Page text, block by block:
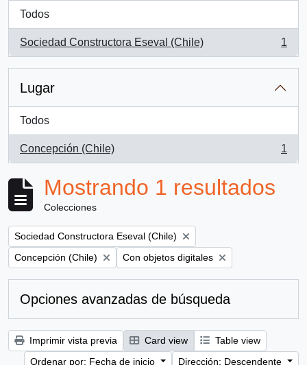
Todos
Sociedad Constructora Eseval (Chile)
, 1 resultados
1
Lugar
Todos
Concepción (Chile)
, 1 resultados
1
Mostrando 1 resultados
Colecciones
Remove filter:
Sociedad Constructora Eseval (Chile)
Remove filter:
Concepción (Chile) Remove filter:
Con objetos digitales
Opciones avanzadas de búsqueda
Imprimir vista previa Card view
Table view
Ordenar por: Fecha de inicio
Dirección: Descendente